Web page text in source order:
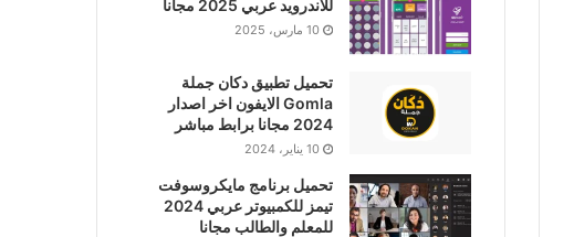
للاندرويد عربي 2025 مجانا
10 مارس، 2025
تحميل تطبيق دكان جملة
Gomla الايفون اخر اصدار
2024 مجانا برابط مباشر
10 يناير، 2024
تحميل برنامج مايكروسوفت
تيمز للكمبيوتر عربي 2024
للمعلم والطالب مجانا